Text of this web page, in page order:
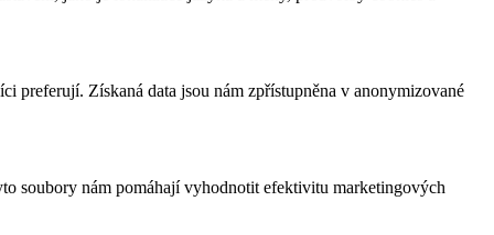
preferují. Získaná data jsou nám zpřístupněna v anonymizované
soubory nám pomáhají vyhodnotit efektivitu marketingových